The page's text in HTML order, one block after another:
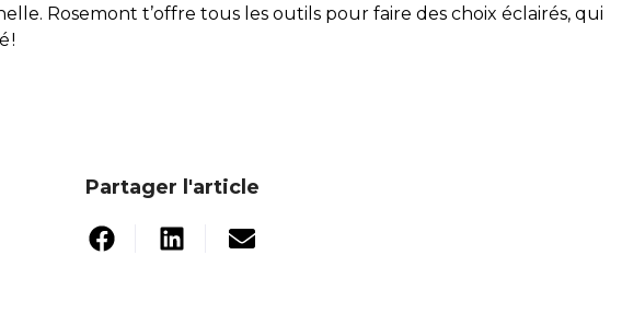
Rosemont t’offre tous les outils pour faire des choix éclairés, qui
!
Partager l'article